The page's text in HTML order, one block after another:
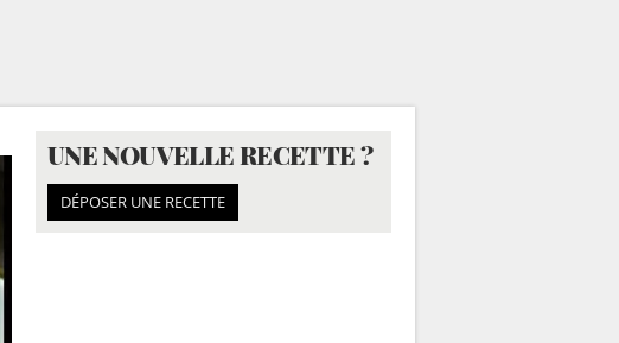
UNE NOUVELLE RECETTE ?
DÉPOSER UNE RECETTE